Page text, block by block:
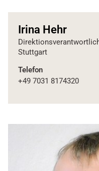
Irina Hehr
Stuttgart
Telefon
+49 7031 8174320